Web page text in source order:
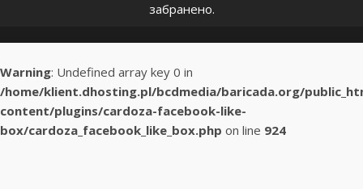
забранено.
Warning: Undefined array key 0 in
/home/klient.dhosting.pl/bcdmedia/baricada.org/
content/plugins/cardoza-facebook-like-
box/cardoza_facebook_like_box.php on line 924